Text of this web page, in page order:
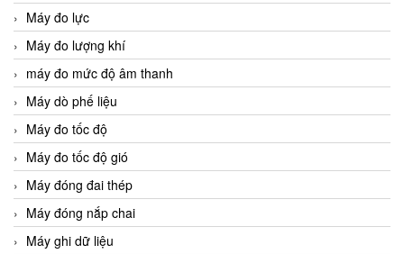
Máy đo lực
Máy đo lượng khí
máy đo mức độ âm thanh
Máy dò phế liệu
Máy đo tốc độ
Máy đo tốc độ gió
Máy đóng đai thép
Máy đóng nắp chai
Máy ghi dữ liệu